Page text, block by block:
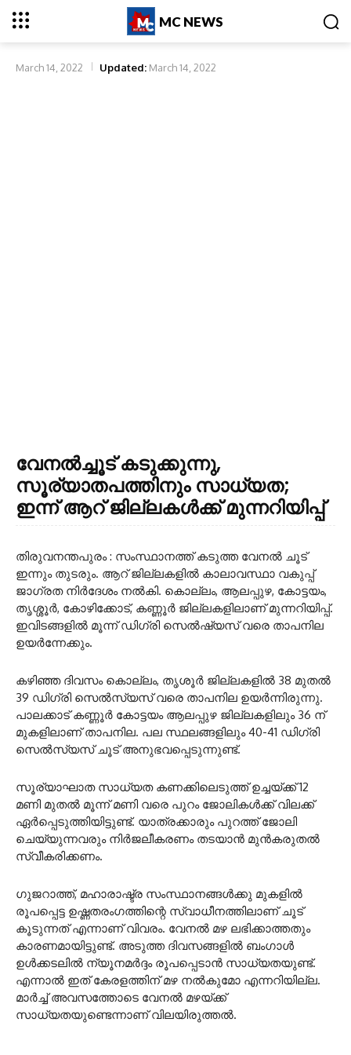
MC NEWS
March 14, 2022 Updated: March 14, 2022
വേനൽച്ചൂട് കടുക്കുന്നു,
സൂര്യാതപത്തിനും സാധ്യത;
ഇന്ന് ആറ് ജില്ലകൾക്ക് മുന്നറിയിപ്പ്
തിരുവനന്തപുരം : സംസ്ഥാനത്ത് കടുത്ത വേനൽ ചൂട്
ഇന്നും തുടരും. ആറ് ജില്ലകളിൽ കാലാവസ്ഥാ വകുപ്പ്
ജാഗ്രത നിർദേശം നൽകി. കൊല്ലം, ആലപ്പുഴ, കോട്ടയം,
തൃശ്ശൂർ, കോഴിക്കോട്, കണ്ണൂർ ജില്ലകളിലാണ് മുന്നറിയിപ്പ്.
ഇവിടങ്ങളിൽ മൂന്ന് ഡിഗ്രി സെൽഷ്യസ് വരെ താപനില
ഉയർന്നേക്കും.
കഴിഞ്ഞ ദിവസം കൊല്ലം, തൃശൂർ ജില്ലകളിൽ 38 മുതൽ
39 ഡിഗ്രി സെൽസ്യസ് വരെ താപനില ഉയർന്നിരുന്നു.
പാലക്കാട് കണ്ണൂർ കോട്ടയം ആലപ്പുഴ ജില്ലകളിലും 36 ന്
മുകളിലാണ് താപനില. പല സ്ഥലങ്ങളിലും 40-41 ഡിഗ്രി
സെൽസ്യസ് ചൂട് അനുഭവപ്പെടുന്നുണ്ട്.
സൂര്യാഘാത സാധ്യത കണക്കിലെടുത്ത് ഉച്ചയ്ക്ക് 12
മണി മുതൽ മൂന്ന് മണി വരെ പുറം ജോലികൾക്ക് വിലക്ക്
ഏർപ്പെടുത്തിയിട്ടുണ്ട്. യാത്രക്കാരും പുറത്ത് ജോലി
ചെയ്യുന്നവരും നിർജലീകരണം തടയാൻ മുൻകരുതൽ
സ്വീകരിക്കണം.
ഗുജറാത്ത്, മഹാരാഷ്ട്ര സംസ്ഥാനങ്ങള്‍ക്കു മുകളില്‍
രൂപപ്പെട്ട ഉഷ്ണതരംഗത്തിന്റെ സ്വാധീനത്തിലാണ് ചൂട്
കൂടുന്നത് എന്നാണ് വിവരം. വേനൽ മഴ ലഭിക്കാത്തതും
കാരണമായിട്ടുണ്ട്. അടുത്ത ദിവസങ്ങളിൽ ബംഗാൾ
ഉൾക്കടലിൽ ന്യൂനമർദ്ദം രൂപപ്പെടാൻ സാധ്യതയുണ്ട്.
എന്നാൽ ഇത് കേരളത്തിന് മഴ നൽകുമോ എന്നറിയില്ല.
മാർച്ച് അവസത്തോടെ വേനൽ മഴയ്ക്ക്
സാധ്യതയുണ്ടെന്നാണ് വിലയിരുത്തൽ.